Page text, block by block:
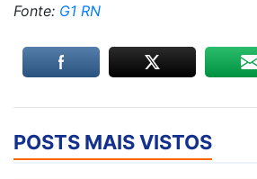
Fonte: G1 RN
POSTS MAIS VISTOS